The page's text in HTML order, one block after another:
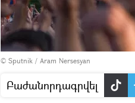
© Sputnik / Aram Nersesyan
Բաժանորդագրվել